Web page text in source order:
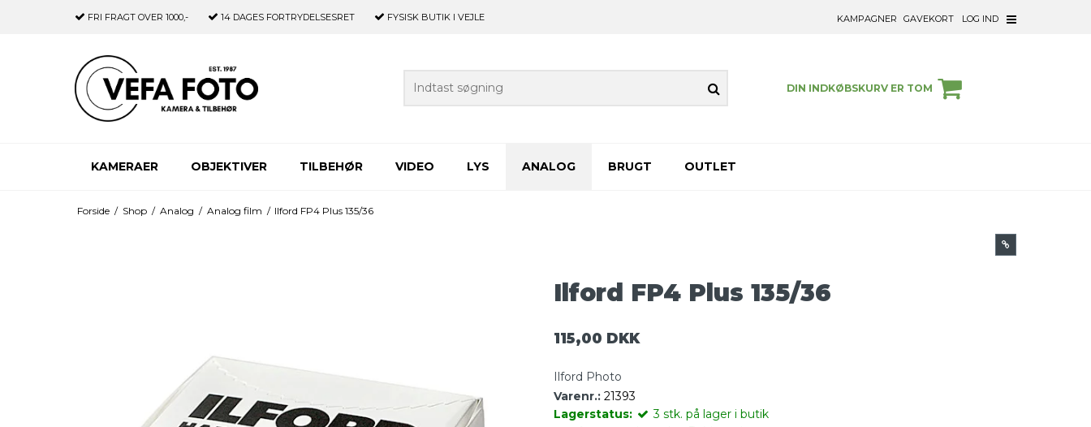
FRI FRAGT OVER 1000,- 14 DAGES FORTRYDELSESRET FYSISK BUTIK I VEJLE KAMPAGNER GAVEKORT LOG IND
DIN INDKØBSKURV ER TOM
KAMERAER OBJEKTIVER TILBEHØR VIDEO LYS ANALOG BRUGT OUTLET
Forside / Shop / Analog / Analog film / Ilford FP4 Plus 135/36
Ilford FP4 Plus 135/36
115,00 DKK
Ilford Photo
Varenr.: 21393
Lagerstatus:
3 stk. på lager i butik